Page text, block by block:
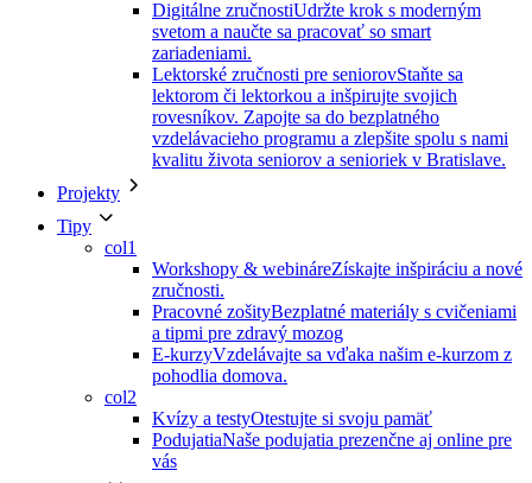
Digitálne zručnostiUdržte krok s moderným
svetom a naučte sa pracovať so smart
zariadeniami.
Lektorské zručnosti pre seniorovStaňte sa
lektorom či lektorkou a inšpirujte svojich
rovesníkov. Zapojte sa do bezplatného
vzdelávacieho programu a zlepšite spolu s nami
kvalitu života seniorov a senioriek v Bratislave.
Projekty
Tipy
col1
Workshopy & webináreZískajte inšpiráciu a nové
zručnosti.
Pracovné zošityBezplatné materiály s cvičeniami
a tipmi pre zdravý mozog
E-kurzyVzdelávajte sa vďaka našim e-kurzom z
pohodlia domova.
col2
Kvízy a testyOtestujte si svoju pamäť
PodujatiaNaše podujatia prezenčne aj online pre
vás